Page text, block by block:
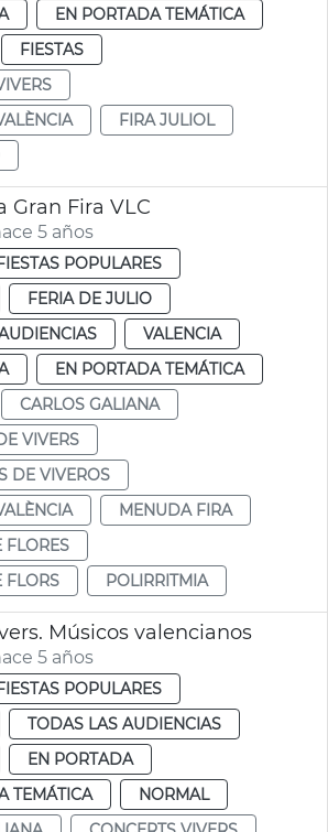
EN PORTADA TEMÁTICA
FIESTAS
FIRA JULIOL
Gran Fira VLC
5 años
POPULARES
FERIA DE JULIO
VALENCIA
EN PORTADA TEMÁTICA
CARLOS GALIANA
VIVERS
DE VIVEROS
MENUDA FIRA
FLORES
FLORS
POLIRRITMIA
Músicos valencianos
5 años
POPULARES
TODAS LAS AUDIENCIAS
EN PORTADA
TEMÁTICA
NORMAL